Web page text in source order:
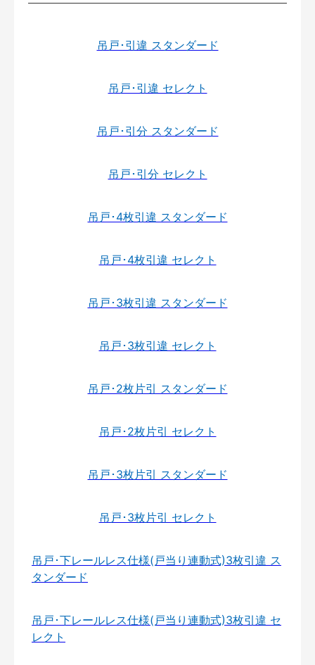
吊戸･引違 スタンダード
吊戸･引違 セレクト
吊戸･引分 スタンダード
吊戸･引分 セレクト
吊戸･4枚引違 スタンダード
吊戸･4枚引違 セレクト
吊戸･3枚引違 スタンダード
吊戸･3枚引違 セレクト
吊戸･2枚片引 スタンダード
吊戸･2枚片引 セレクト
吊戸･3枚片引 スタンダード
吊戸･3枚片引 セレクト
吊戸･下レールレス仕様(戸当り連動式)3枚引違 ス
タンダード
吊戸･下レールレス仕様(戸当り連動式)3枚引違 セ
レクト